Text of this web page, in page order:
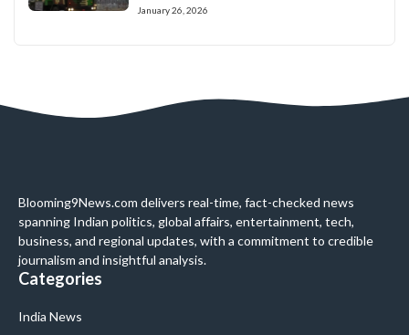
January 26, 2026
Blooming9News.com delivers real-time, fact-checked news
spanning Indian politics, global affairs, entertainment, tech,
business, and regional updates, with a commitment to credible
journalism and insightful analysis.
Categories
India News